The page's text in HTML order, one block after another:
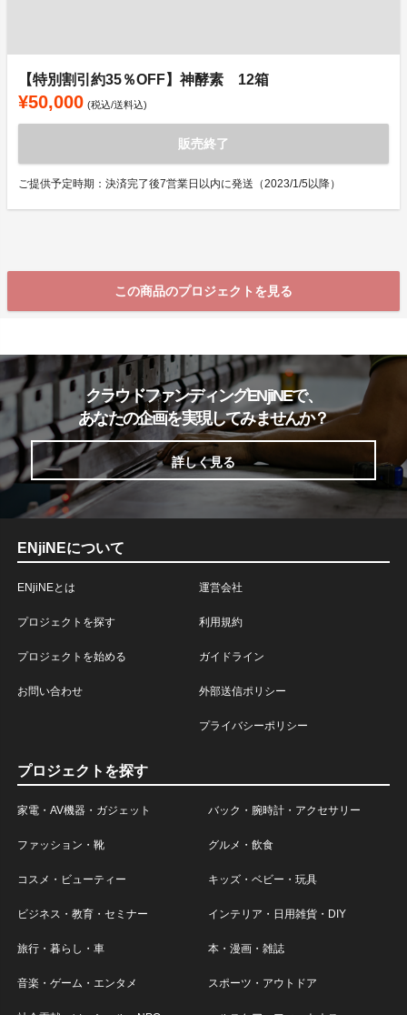
【特別割引約35％OFF】神酵素 12箱
¥50,000 (税込/送料込)
販売終了
ご提供予定時期：決済完了後7営業日以内に発送（2023/1/5以降）
この商品のプロジェクトを見る
クラウドファンディングENjiNEで、
あなたの企画を実現してみませんか？
詳しく見る
ENjiNEについて
ENjiNEとは
プロジェクトを探す
プロジェクトを始める
お問い合わせ
運営会社
利用規約
ガイドライン
外部送信ポリシー
プライバシーポリシー
プロジェクトを探す
家電・AV機器・ガジェット バック・腕時計・アクセサリー
ファッション・靴 グルメ・飲食
コスメ・ビューティー キッズ・ベビー・玩具
ビジネス・教育・セミナー インテリア・日用雑貨・DIY
旅行・暮らし・車 本・漫画・雑誌
音楽・ゲーム・エンタメ スポーツ・アウトドア